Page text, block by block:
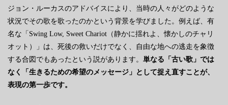
ジョン・ルーカスのアドバイスにより、当時の人々がどのような
状況でその歌を歌ったのかという背景を学びました。例えば、有
名な「Swing Low, Sweet Chariot（静かに揺れよ、懐かしのチャリ
オット）」は、死後の救いだけでなく、自由な地への逃走を象徴
する合図でもあったという説があります。 単なる「古い歌」では
なく「生きるための希望のメッセージ」として捉え直すことが、
表現の第一歩です。